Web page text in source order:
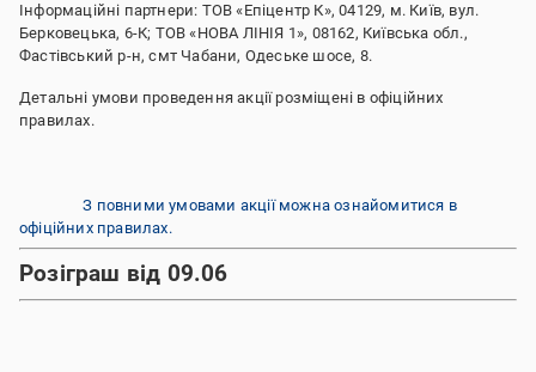
Інформаційні партнери: ТОВ «Епіцентр К», 04129, м. Київ, вул.
Берковецька, 6-К; ТОВ «НОВА ЛІНІЯ 1», 08162, Київська обл.,
Фастівський р-н, смт Чабани, Одеське шосе, 8.
Детальні умови проведення акції розміщені в офіційних
правилах.
З повними умовами акції можна ознайомитися в
офіційних правилах.
Розіграш від 09.06